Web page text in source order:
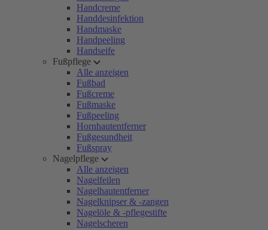
Handcreme
Handdesinfektion
Handmaske
Handpeeling
Handseife
Fußpflege
Alle anzeigen
Fußbad
Fußcreme
Fußmaske
Fußpeeling
Hornhautentferner
Fußgesundheit
Fußspray
Nagelpflege
Alle anzeigen
Nagelfeilen
Nagelhautentferner
Nagelknipser & -zangen
Nagelöle & -pflegestifte
Nagelscheren